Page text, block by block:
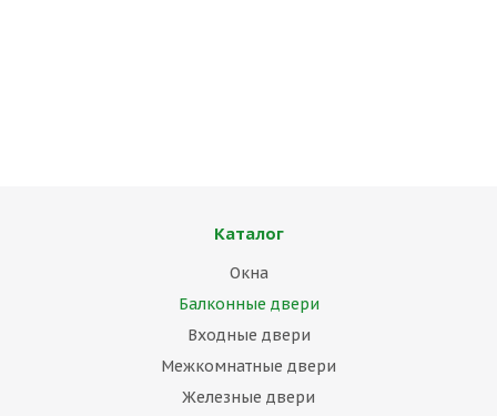
Каталог
Окна
Балконные двери
Входные двери
Межкомнатные двери
Железные двери